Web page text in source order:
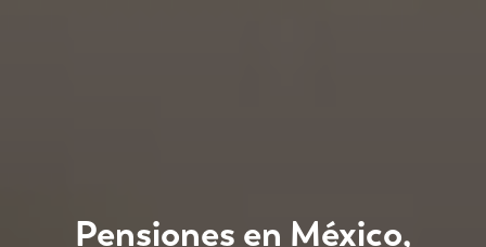
Pensiones en México,